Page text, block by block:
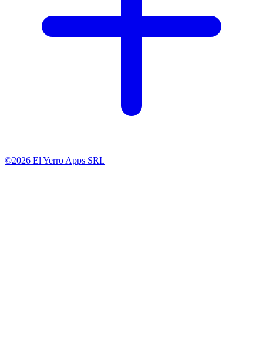
©2026 El Yerro Apps SRL